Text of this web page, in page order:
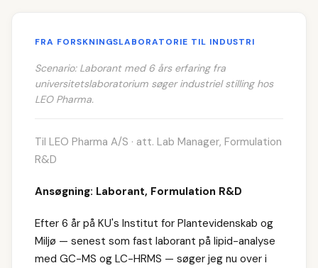
FRA FORSKNINGSLABORATORIE TIL INDUSTRI
Scenario: Laborant med 6 års erfaring fra
universitetslaboratorium søger industriel stilling hos
LEO Pharma.
Til LEO Pharma A/S · att. Lab Manager, Formulation
R&D
Ansøgning: Laborant, Formulation R&D
Efter 6 år på KU's Institut for Plantevidenskab og
Miljø — senest som fast laborant på lipid-analyse
med GC-MS og LC-HRMS — søger jeg nu over i